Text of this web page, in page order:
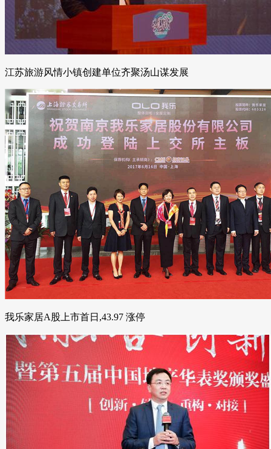
江苏旅游风情小镇创建单位齐聚汤山谋发展
我乐家居A股上市首日,43.97 涨停